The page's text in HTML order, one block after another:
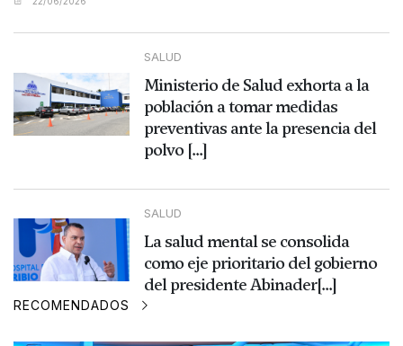
SALUD
Ministerio de Salud exhorta a la
población a tomar medidas
preventivas ante la presencia del
polvo [...]
SALUD
La salud mental se consolida
como eje prioritario del gobierno
del presidente Abinader[...]
RECOMENDADOS